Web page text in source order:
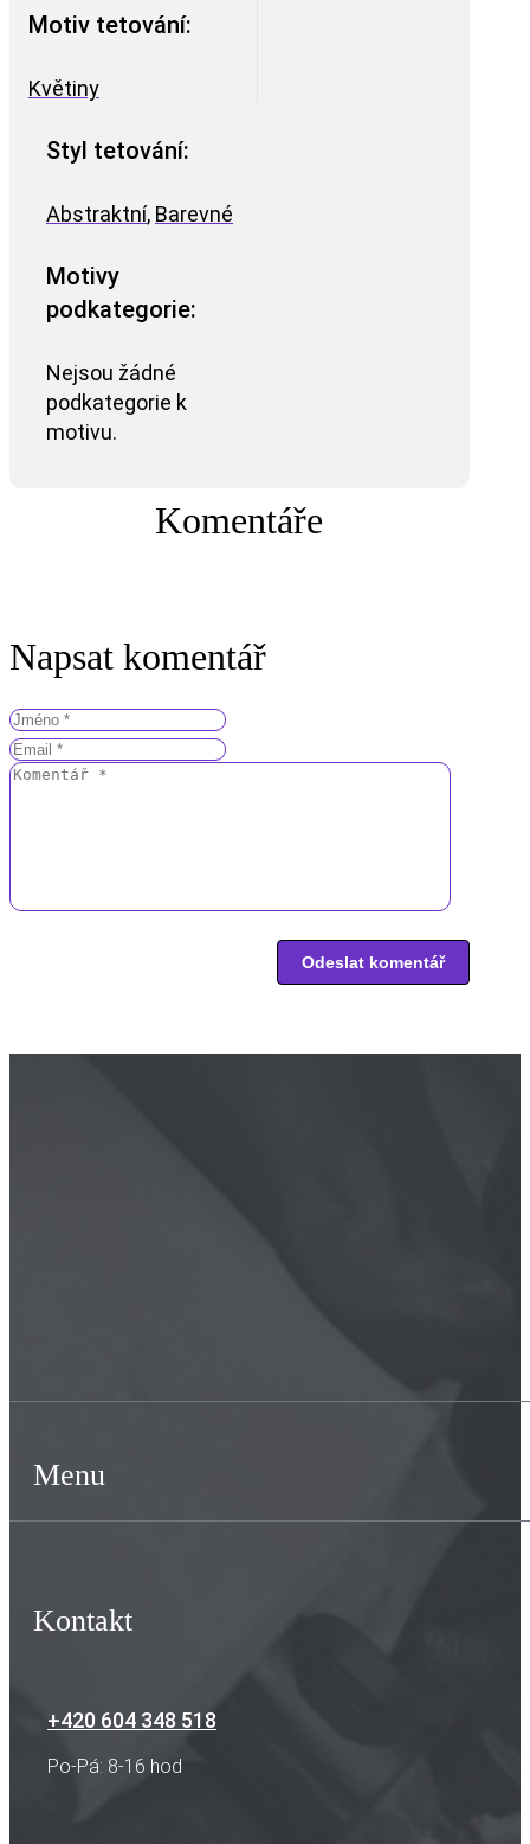
Motiv tetování:
Květiny
Styl tetování:
Abstraktní, Barevné
Motivy
podkategorie:
Nejsou žádné
podkategorie k
motivu.
Komentáře
Napsat komentář
Menu
Kontakt
+420 604 348 518
Po-Pá: 8-16 hod